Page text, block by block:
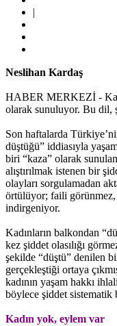
|
Neslihan Kardaş
HABER MERKEZİ -
olarak sunuluyor. Bu dil,
Son haftalarda
düştüğü” iddiasıyla
biri “kaza” olarak
alıştırılmak istenen bir
olayları sorgulamadan
örtülüyor; faili görünmez,
indirgeniyor.
Kadınların balkondan
kez şiddet olasılığı
şekilde “düştü” denilen
gerçekleştiği ortaya
kadının yaşam hakkı
böylece şiddet
Kadın yok, eylem var